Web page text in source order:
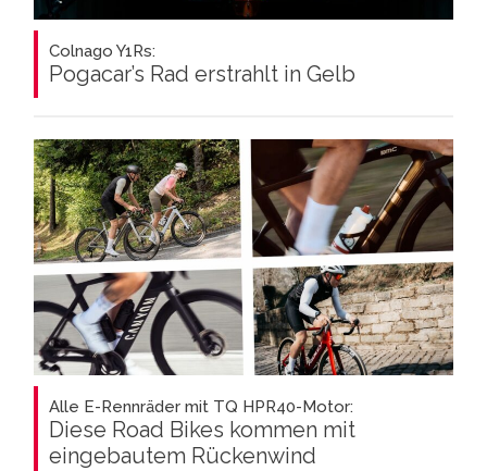
Colnago Y1Rs:
Pogacar’s Rad erstrahlt in Gelb
Alle E-Rennräder mit TQ HPR40-Motor:
Diese Road Bikes kommen mit
eingebautem Rückenwind